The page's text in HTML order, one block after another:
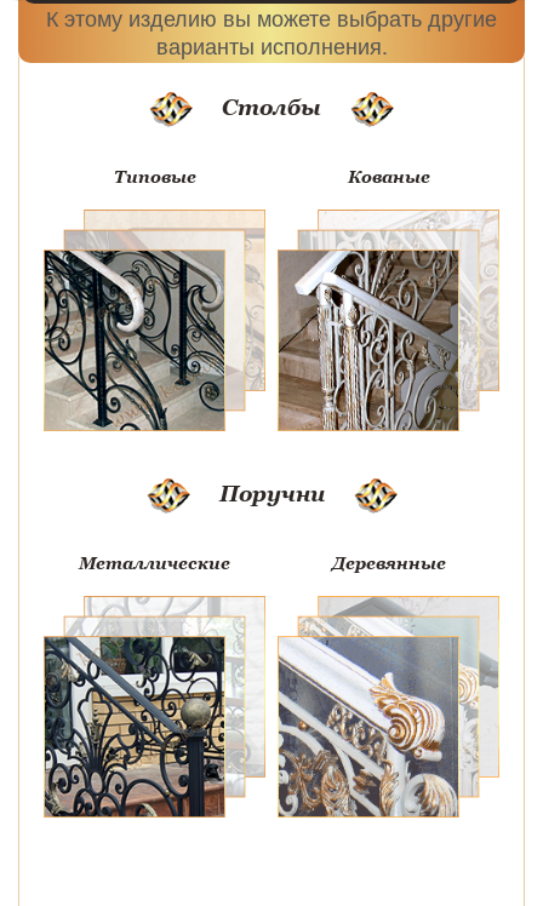
К этому изделию вы можете выбрать другие
варианты исполнения.
Столбы
Типовые Кованые
Поручни
Металлические Деревянные